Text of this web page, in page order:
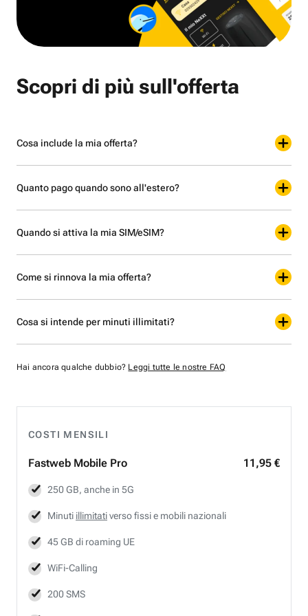
COSTI MENSILI
Fastweb Mobile Pro 11,95 €
250 GB, anche in 5G
Minuti illimitativerso fissi e mobili nazionali
45 GB di roaming UE
WiFi-Calling
200 SMS
Scopri di più sull'offerta
Cosa include la mia offerta?
Quanto pago quando sono all'estero?
Quando si attiva la mia SIM/eSIM?
Come si rinnova la mia offerta?
Cosa si intende per minuti illimitati?
Hai ancora qualche dubbio? Leggi tutte le nostre FAQ